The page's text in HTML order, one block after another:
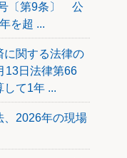
〔第9条〕 公
を超 ...
に関する法律の
13日法律第66
て1年 ...
、2026年の現場